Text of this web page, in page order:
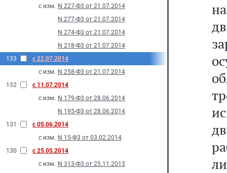
с изм. N 227-Ф3 от 21.07.2014
N 277-Ф3 от 21.07.2014
N 274-Ф3 от 21.07.2014
N 218-Ф3 от 21.07.2014
133
с 22.07.2014
с изм. N 258-Ф3 от 21.07.2014
132
с 11.07.2014
с изм. N 179-Ф3 от 28.06.2014
N 195-Ф3 от 28.06.2014
131
с 05.06.2014
с изм. N 15-Ф3 от 03.02.2014
130
с 25.05.2014
с изм. N 313-Ф3 от 25.11.2013